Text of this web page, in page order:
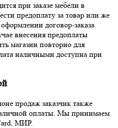
при заказе мебели в
предоплату за товар или же
договор-заказа.
внесения предоплаты
магазин повторно для
наличными доступна при
продаж заказчик также
оплаты. Мы принимаем
МИР.